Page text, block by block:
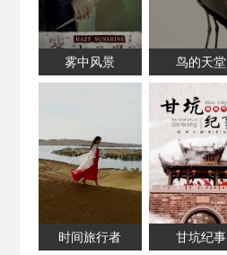
雾中风景 鸟的天堂
时间旅行者 甘坑纪事